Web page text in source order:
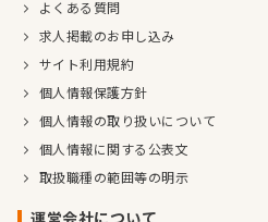
よくある質問
求人掲載のお申し込み
サイト利用規約
個人情報保護方針
個人情報の取り扱いについて
個人情報に関する公表文
取扱職種の範囲等の明示